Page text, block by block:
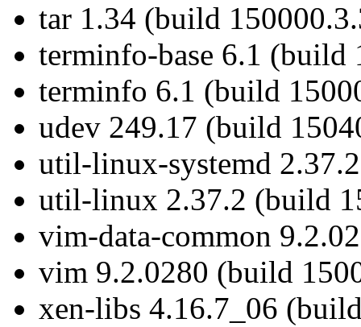
tar 1.34 (build
terminfo-base 6.1 (build
terminfo 6.1 (build
udev 249.17 (build
util-linux-systemd
util-linux 2.37.2 (build
vim-data-common
vim 9.2.0280 (build
xen-libs 4.16.7_06